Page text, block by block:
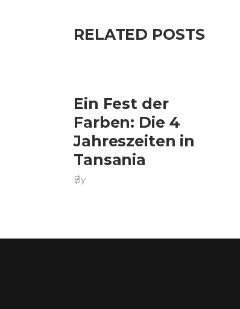
RELATED POSTS
Ein Fest der
Farben: Die 4
Jahreszeiten in
Tansania
By